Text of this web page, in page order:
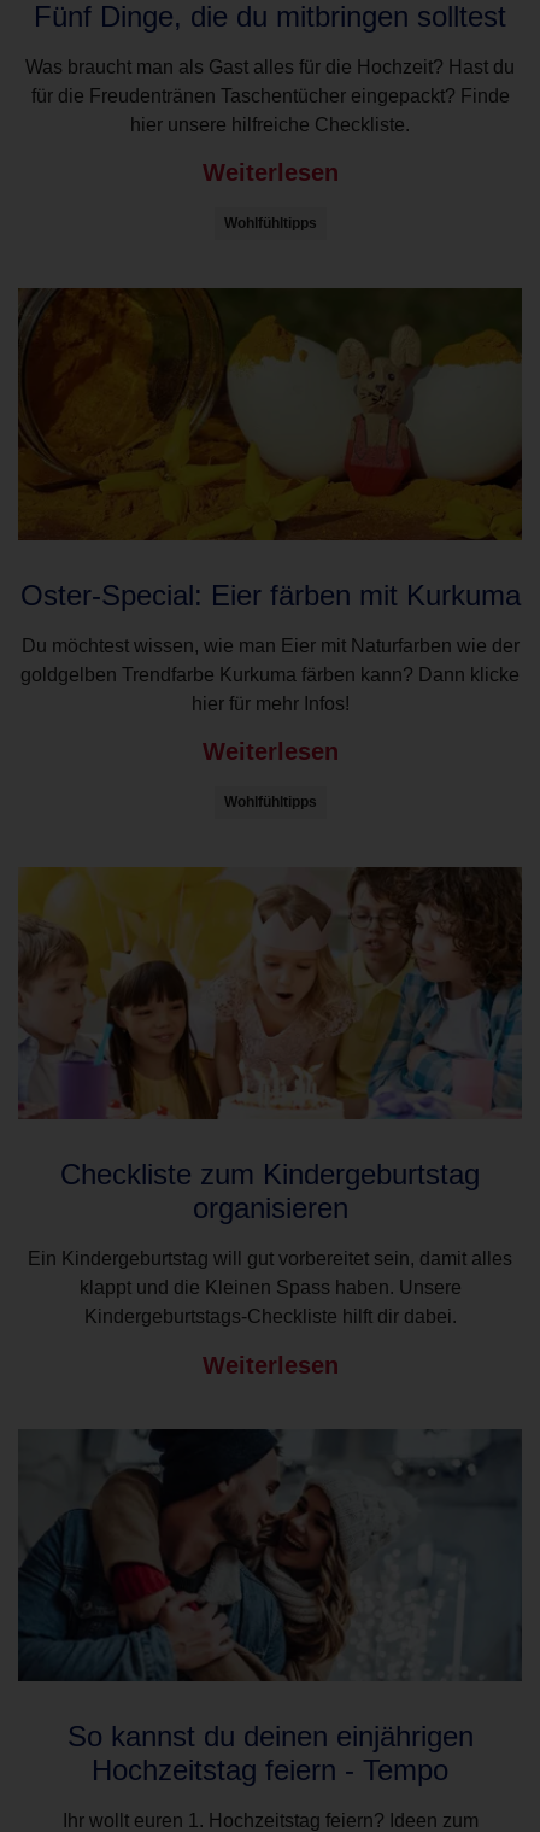
Fünf Dinge, die du mitbringen solltest
Was braucht man als Gast alles für die Hochzeit? Hast du
für die Freudentränen Taschentücher eingepackt? Finde
hier unsere hilfreiche Checkliste.
Weiterlesen
Wohlfühltipps
Oster-Special: Eier färben mit Kurkuma
Du möchtest wissen, wie man Eier mit Naturfarben wie der
goldgelben Trendfarbe Kurkuma färben kann? Dann klicke
hier für mehr Infos!
Weiterlesen
Wohlfühltipps
Checkliste zum Kindergeburtstag
organisieren
Ein Kindergeburtstag will gut vorbereitet sein, damit alles
klappt und die Kleinen Spass haben. Unsere
Kindergeburtstags-Checkliste hilft dir dabei.
Weiterlesen
So kannst du deinen einjährigen
Hochzeitstag feiern - Tempo
Ihr wollt euren 1. Hochzeitstag feiern? Ideen zum